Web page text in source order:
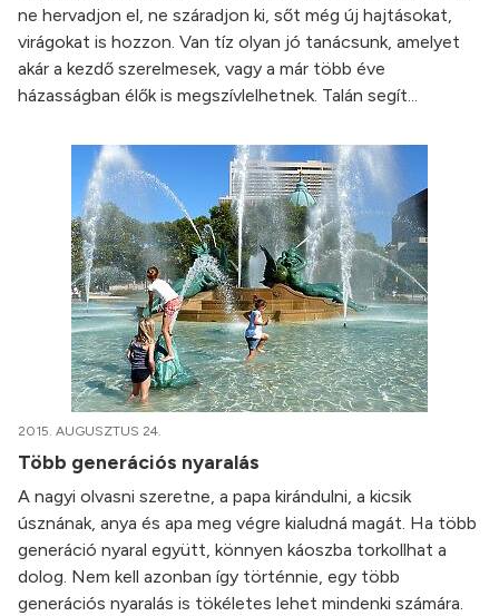
ne hervadjon el, ne száradjon ki, sőt még új hajtásokat,
virágokat is hozzon. Van tíz olyan jó tanácsunk, amelyet
akár a kezdő szerelmesek, vagy a már több éve
házasságban élők is megszívlelhetnek. Talán segít...
2015. AUGUSZTUS 24.
Több generációs nyaralás
A nagyi olvasni szeretne, a papa kirándulni, a kicsik
úsznának, anya és apa meg végre kialudná magát. Ha több
generáció nyaral együtt, könnyen káoszba torkollhat a
dolog. Nem kell azonban így történnie, egy több
generációs nyaralás is tökéletes lehet mindenki számára.